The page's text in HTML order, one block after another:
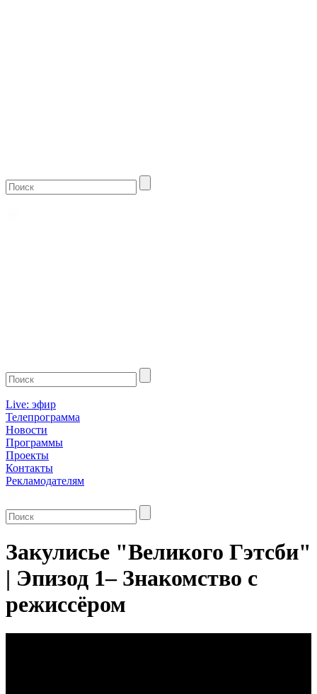
Live: эфир
Телепрограмма
Новости
Программы
Проекты
Контакты
Рекламодателям
Закулисье "Великого Гэтсби"
| Эпизод 1– Знакомство с
режиссёром